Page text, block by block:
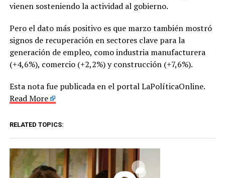
vienen sosteniendo la actividad al gobierno.
Pero el dato más positivo es que marzo también mostró
signos de recuperación en sectores clave para la
generación de empleo, como industria manufacturera
(+4,6%), comercio (+2,2%) y construcción (+7,6%).
Esta nota fue publicada en el portal LaPolíticaOnline.
Read More
RELATED TOPICS: